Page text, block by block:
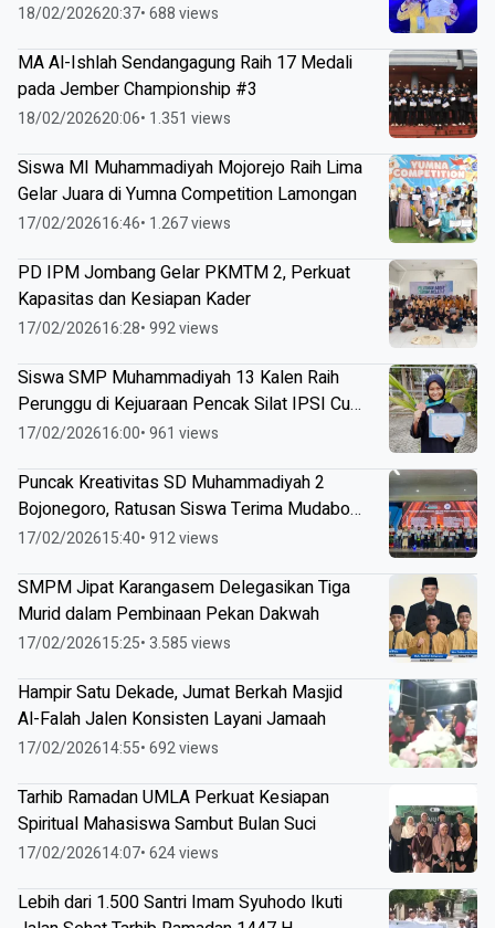
18/02/202620:37• 688 views
MA Al-Ishlah Sendangagung Raih 17 Medali
pada Jember Championship #3
18/02/202620:06• 1.351 views
Siswa MI Muhammadiyah Mojorejo Raih Lima
Gelar Juara di Yumna Competition Lamongan
17/02/202616:46• 1.267 views
PD IPM Jombang Gelar PKMTM 2, Perkuat
Kapasitas dan Kesiapan Kader
17/02/202616:28• 992 views
Siswa SMP Muhammadiyah 13 Kalen Raih
Perunggu di Kejuaraan Pencak Silat IPSI Cup
Lamongan 2026
17/02/202616:00• 961 views
Puncak Kreativitas SD Muhammadiyah 2
Bojonegoro, Ratusan Siswa Terima Mudabo
Student Award
17/02/202615:40• 912 views
SMPM Jipat Karangasem Delegasikan Tiga
Murid dalam Pembinaan Pekan Dakwah
17/02/202615:25• 3.585 views
Hampir Satu Dekade, Jumat Berkah Masjid
Al-Falah Jalen Konsisten Layani Jamaah
17/02/202614:55• 692 views
Tarhib Ramadan UMLA Perkuat Kesiapan
Spiritual Mahasiswa Sambut Bulan Suci
17/02/202614:07• 624 views
Lebih dari 1.500 Santri Imam Syuhodo Ikuti